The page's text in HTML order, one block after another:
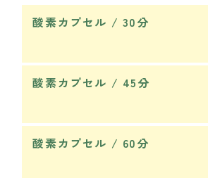
酸素カプセル / 30分
酸素カプセル / 45分
酸素カプセル / 60分